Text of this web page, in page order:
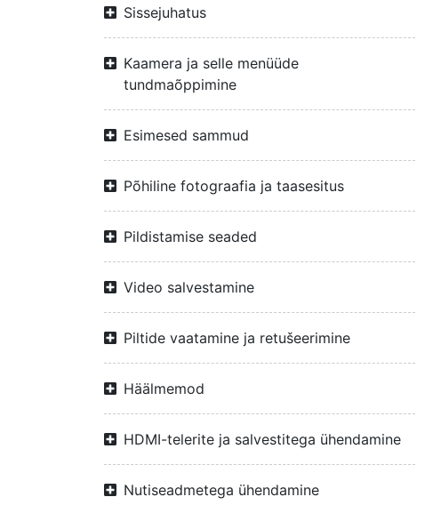
Sissejuhatus
Kaamera ja selle menüüde
tundmaõppimine
Esimesed sammud
Põhiline fotograafia ja taasesitus
Pildistamise seaded
Video salvestamine
Piltide vaatamine ja retušeerimine
Häälmemod
HDMI-telerite ja salvestitega ühendamine
Nutiseadmetega ühendamine